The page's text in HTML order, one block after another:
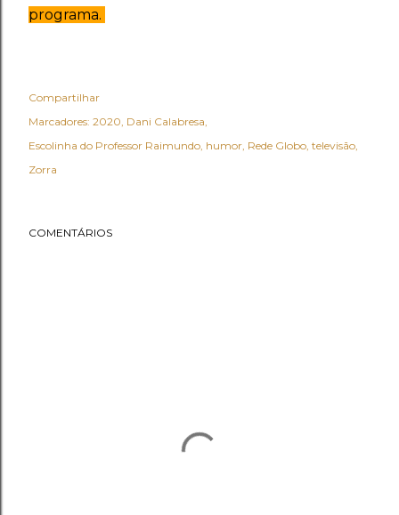
programa.
Compartilhar
Marcadores: 2020 Dani Calabresa
Escolinha do Professor Raimundo humor Rede Globo televisão
Zorra
COMENTÁRIOS